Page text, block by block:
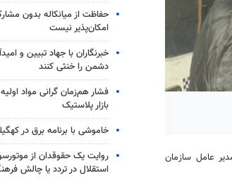
عامل سازمان
حفاظت از میانکاله بدون
امکان‌پذیر نیست
خبرنگاران با جهاد تبیین و
دشمن را خنثی کنند
فشار هم‌زمان گرانی مواد
بازار پلاستیک
خاموشی با برنامه برق در
روایت یک حقوقدان از
استقلال در تردد یا چالش